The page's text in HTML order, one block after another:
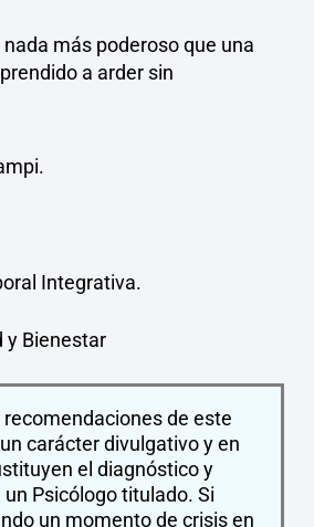
más poderoso que una
a arder sin
Integrativa.
y Bienestar
de este
carácter divulgativo y en
el diagnóstico y
Psicólogo titulado. Si
un momento de crisis en